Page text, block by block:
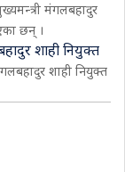
मंगलबहादुर
छन् ।
शाही नियुक्त
शाही नियुक्त